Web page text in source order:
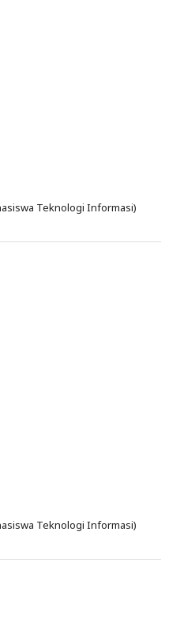
Teknologi Informasi)
Teknologi Informasi)